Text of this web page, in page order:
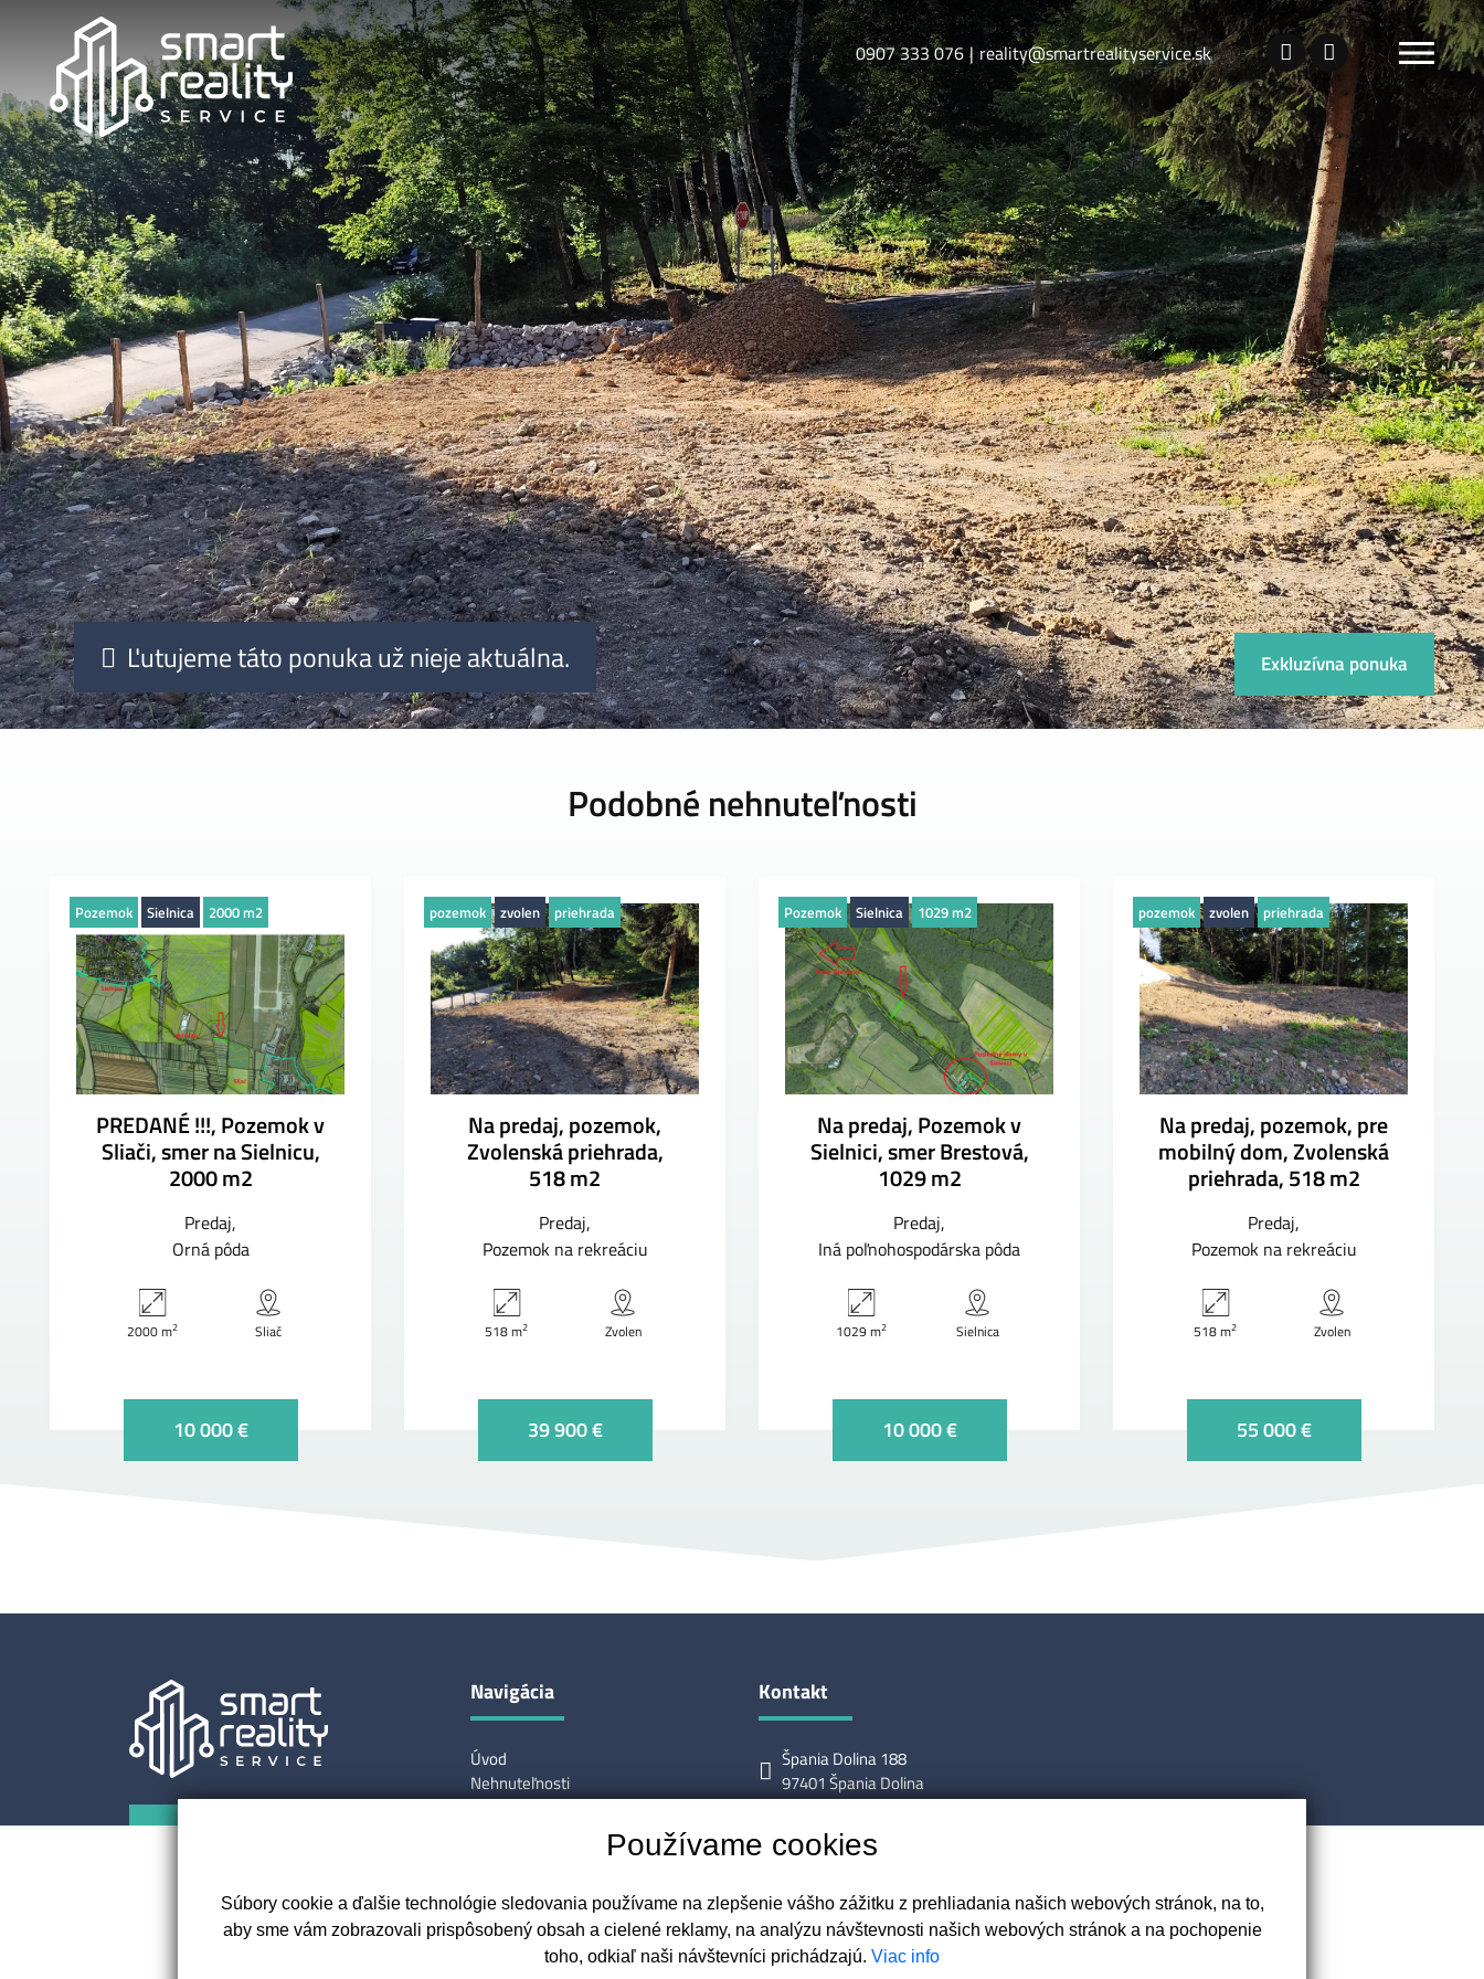
0907 333 076 reality@smartrealityservice.sk
Exkluzívna ponuka
Ľutujeme táto ponuka už nieje aktuálna.
Podobné nehnuteľnosti
Pozemok Sielnica 2000 m2
PREDANÉ !!!, Pozemok v
Sliači, smer na Sielnicu,
2000 m2
Predaj
Orná pôda
2000 m2 Sliač
10 000 €
pozemok zvolen priehrada
Na predaj, pozemok,
Zvolenská priehrada,
518 m2
Predaj
Pozemok na rekreáciu
518 m2 Zvolen
39 900 €
Pozemok Sielnica 1029 m2
Na predaj, Pozemok v
Sielnici, smer Brestová,
1029 m2
Predaj
Iná poľnohospodárska pôda
1029 m2 Sielnica
10 000 €
pozemok zvolen priehrada
Na predaj, pozemok, pre
mobilný dom, Zvolenská
priehrada, 518 m2
Predaj
Pozemok na rekreáciu
518 m2 Zvolen
55 000 €
Navigácia
Úvod
Nehnuteľnosti
O nás
Kontakt
Kontakt
Špania Dolina 188
97401 Špania Dolina
0907 333 076
reality@smartrealityservice.sk
Používame cookies
Súbory cookie a ďalšie technológie sledovania používame na zlepšenie vášho zážitku z prehliadania našich webových stránok, na to,
aby sme vám zobrazovali prispôsobený obsah a cielené reklamy, na analýzu návštevnosti našich webových stránok a na pochopenie
toho, odkiaľ naši návštevníci prichádzajú. Viac info